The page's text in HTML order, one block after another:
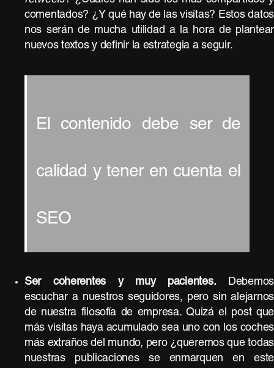
comentados? ¿Y qué hay de las visitas? Estos datos
nos serán de mucha utilidad a la hora de plantear
nuevos textos y definir la estrategia a seguir.
El contenido debe ser de
calidad y tener en cuenta el
SEO
Ser coherentes y muy pacientes.Debemos
escuchar a nuestros seguidores, pero sin alejarnos
de nuestra filosofía de empresa. Quizá el post que
más visitas haya acumulado sea uno con los coches
más extraños del mundo, pero ¿queremos que todas
nuestras publicaciones se enmarquen en este